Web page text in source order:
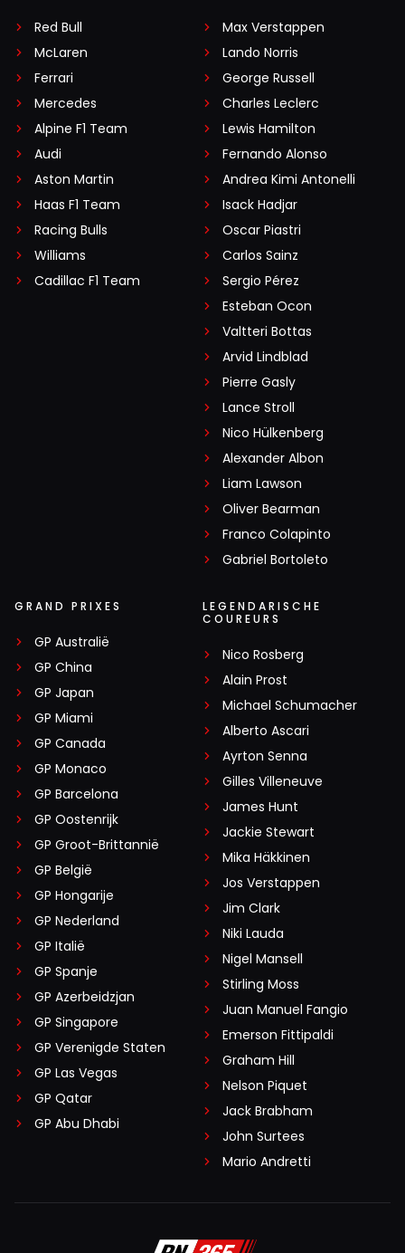
Red Bull
McLaren
Ferrari
Mercedes
Alpine F1 Team
Audi
Aston Martin
Haas F1 Team
Racing Bulls
Williams
Cadillac F1 Team
Max Verstappen
Lando Norris
George Russell
Charles Leclerc
Lewis Hamilton
Fernando Alonso
Andrea Kimi Antonelli
Isack Hadjar
Oscar Piastri
Carlos Sainz
Sergio Pérez
Esteban Ocon
Valtteri Bottas
Arvid Lindblad
Pierre Gasly
Lance Stroll
Nico Hülkenberg
Alexander Albon
Liam Lawson
Oliver Bearman
Franco Colapinto
Gabriel Bortoleto
GRAND PRIXES
GP Australië
GP China
GP Japan
GP Miami
GP Canada
GP Monaco
GP Barcelona
GP Oostenrijk
GP Groot-Brittannië
GP België
GP Hongarije
GP Nederland
GP Italië
GP Spanje
GP Azerbeidzjan
GP Singapore
GP Verenigde Staten
GP Las Vegas
GP Qatar
GP Abu Dhabi
LEGENDARISCHE
COUREURS
Nico Rosberg
Alain Prost
Michael Schumacher
Alberto Ascari
Ayrton Senna
Gilles Villeneuve
James Hunt
Jackie Stewart
Mika Häkkinen
Jos Verstappen
Jim Clark
Niki Lauda
Nigel Mansell
Stirling Moss
Juan Manuel Fangio
Emerson Fittipaldi
Graham Hill
Nelson Piquet
Jack Brabham
John Surtees
Mario Andretti